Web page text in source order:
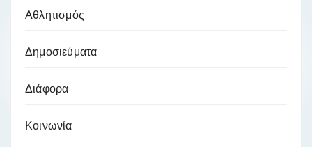
Αθλητισμός
Δημοσιεύματα
Διάφορα
Κοινωνία